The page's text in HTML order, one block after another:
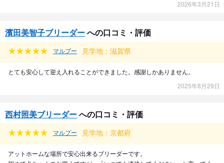
2026年3月21日
濱田美智子ブリーダーへの口コミ・評価
マルプー 見学地：滋賀県
とても安心して迎え入れることができました。感謝しかありません。
2025年8月29日
西村照美ブリーダーへの口コミ・評価
マルプー 見学地：京都府
アットホームな場所で安心出来るブリーダーです。